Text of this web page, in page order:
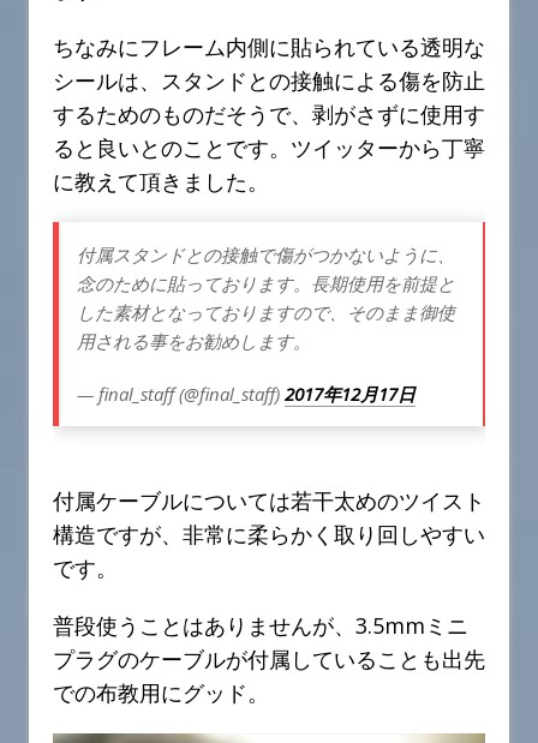
ちなみにフレーム内側に貼られている透明な
シールは、スタンドとの接触による傷を防止
するためのものだそうで、剥がさずに使用す
ると良いとのことです。ツイッターから丁寧
に教えて頂きました。
付属スタンドとの接触で傷がつかないように、
念のために貼っております。長期使用を前提と
した素材となっておりますので、そのまま御使
用される事をお勧めします。
— final_staff (@final_staff) 2017年12月17日
付属ケーブルについては若干太めのツイスト
構造ですが、非常に柔らかく取り回しやすい
です。
普段使うことはありませんが、3.5mmミニ
プラグのケーブルが付属していることも出先
での布教用にグッド。